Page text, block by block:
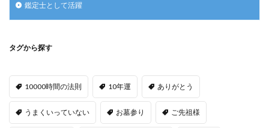
鑑定士として活躍
タグから探す
10000時間の法則 10年運 ありがとう
うまくいっていない お墓参り ご先祖様